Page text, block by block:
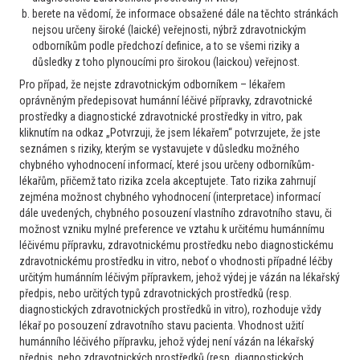
by mělo vést některé z center.
prof. MUDr. Jaroslav Čermák, CSc.
11. 2. 2022 17:21
Další případy
Hematolog
Akutní leukémie Myelodysplastický syndrom
Sekundární MDS
Hezký den, dovoluji si uvést následující případ: 50letý
pacient, ECOG 0, klinicky bez potíží, se sek.
myelodysplastickým syndromem s trilineární dysplázii
berete na vědomí, že informace obsažené dále na těchto stránkách
nejsou určeny široké (laické) veřejnosti, nýbrž zdravotnickým
odborníkům podle předchozí definice, a to se všemi riziky a
důsledky z toho plynoucími pro širokou (laickou) veřejnost.
Pro případ, že nejste zdravotnickým odborníkem – lékařem
oprávněným předepisovat humánní léčivé přípravky, zdravotnické
prostředky a diagnostické zdravotnické prostředky in vitro, pak
kliknutím na odkaz „Potvrzuji, že jsem lékařem“ potvrzujete, že jste
seznámen s riziky, kterým se vystavujete v důsledku možného
chybného vyhodnocení informací, které jsou určeny odborníkům-
lékařům, přičemž tato rizika zcela akceptujete. Tato rizika zahrnují
zejména možnost chybného vyhodnocení (interpretace) informací
dále uvedených, chybného posouzení vlastního zdravotního stavu, či
možnost vzniku mylné preference ve vztahu k určitému humánnímu
léčivému přípravku, zdravotnickému prostředku nebo diagnostickému
zdravotnickému prostředku in vitro, neboť o vhodnosti případné léčby
určitým humánním léčivým přípravkem, jehož výdej je vázán na lékařský
předpis, nebo určitých typů zdravotnických prostředků (resp.
diagnostických zdravotnických prostředků in vitro), rozhoduje vždy
lékař po posouzení zdravotního stavu pacienta. Vhodnost užití
humánního léčivého přípravku, jehož výdej není vázán na lékařský